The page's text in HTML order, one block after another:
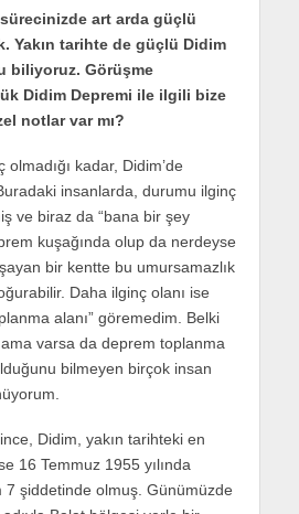
sürecinizde art arda güçlü
Yakın tarihte de güçlü Didim
biliyoruz. Görüşme
Didim Depremi ile ilgili bize
notlar var mı?
olmadığı kadar, Didim’de
insanlarda, durumu ilginç
ve biraz da “bana bir şey
kuşağında olup da nerdeyse
bir kentte bu umursamazlık
Daha ilginç olanı ise
alanı” göremedim. Belki
varsa da deprem toplanma
bilmeyen birçok insan
Didim, yakın tarihteki en
16 Temmuz 1955 yılında
7 şiddetinde olmuş. Günümüzde